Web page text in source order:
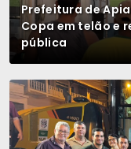
Prefeitura de
Copa em telão e
pública